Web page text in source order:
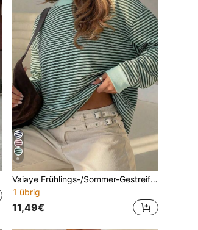
6
Vaiaye Frühlings-/Sommer-Gestreiftes Kontrast-Farbiges Rundhals Langarm-Top, Minimalistisches Locker Sitzendes Damen T-Shirt, Geeignet für Alltag und Pendeln Lässig
1 übrig
11,49€